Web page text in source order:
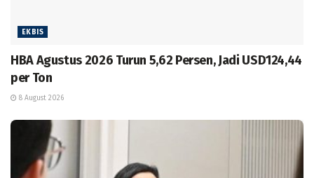
EKBIS
HBA Agustus 2026 Turun 5,62 Persen, Jadi USD124,44
per Ton
8 August 2026